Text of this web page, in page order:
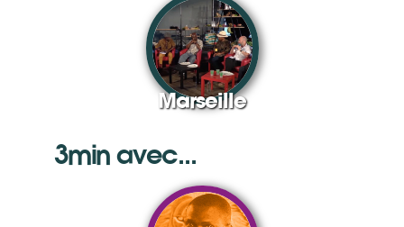
Marseille
3min avec...